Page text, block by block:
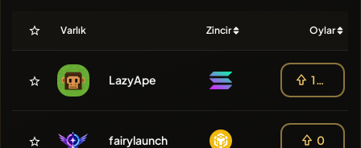
Varlık Zincir Oylar
LazyApe 100
fairylaunch 0